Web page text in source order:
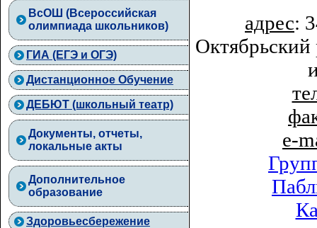
ВcОШ (Всероссийская
олимпиада школьников)
ГИА (ЕГЭ и ОГЭ)
Дистанционное Обучение
ДЕБЮТ (школьный театр)
Документы, отчеты,
локальные акты
Дополнительное
образование
Здоровьесбережение
адрес:
e-